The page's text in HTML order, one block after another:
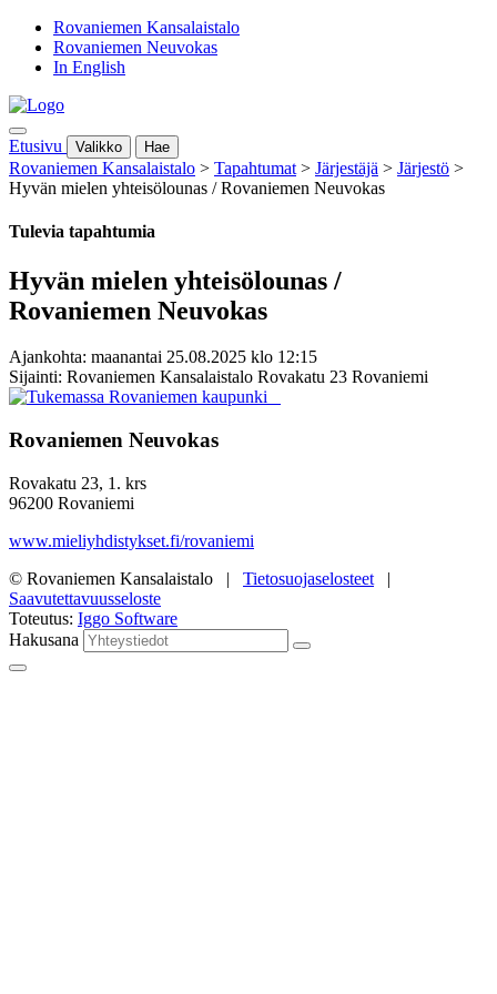
Rovaniemen Kansalaistalo
Rovaniemen Neuvokas
In English
Etusivu Valikko Hae
Rovaniemen Kansalaistalo > Tapahtumat > Järjestäjä > Järjestö >
Hyvän mielen yhteisölounas / Rovaniemen Neuvokas
Tulevia tapahtumia
Hyvän mielen yhteisölounas /
Rovaniemen Neuvokas
Ajankohta: maanantai 25.08.2025 klo 12:15
Sijainti: Rovaniemen Kansalaistalo Rovakatu 23 Rovaniemi
Rovaniemen Neuvokas
Rovakatu 23, 1. krs
96200 Rovaniemi
www.mieliyhdistykset.fi/rovaniemi
© Rovaniemen Kansalaistalo | Tietosuojaselosteet |
Saavutettavuusseloste
Toteutus: Iggo Software
Hakusana